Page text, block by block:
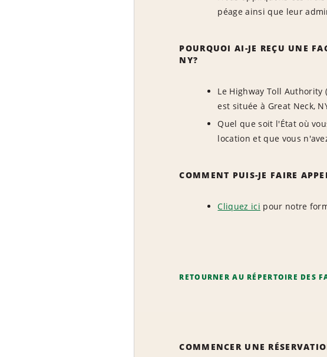
péage ainsi que leur
POURQUOI AI-JE REÇU UNE
NY?
Le Highway Toll
est située à Great Neck,
Quel que soit l'État où
location et que vous
COMMENT PUIS-JE FAIRE
Cliquez ici pour notre
RETOURNER AU RÉPERTOIRE DES
COMMENCER UNE